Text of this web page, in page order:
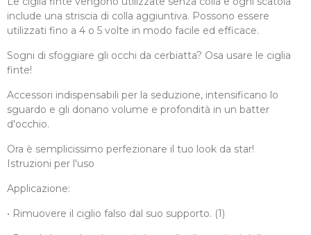
include una striscia di colla aggiuntiva. Possono essere
utilizzati fino a 4 o 5 volte in modo facile ed efficace.
Sogni di sfoggiare gli occhi da cerbiatta? Osa usare le ciglia
finte!
Accessori indispensabili per la seduzione, intensificano lo
sguardo e gli donano volume e profondità in un batter
d'occhio.
Ora è semplicissimo perfezionare il tuo look da star!
Istruzioni per l'uso
Applicazione:
• Rimuovere il ciglio falso dal suo supporto. (1)